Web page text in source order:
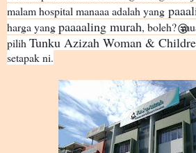
malam hospital manaaa adalah yang
harga yangpaaaaling murah, boleh?😜
pilih Tunku Azizah Woman &
setapak ni.